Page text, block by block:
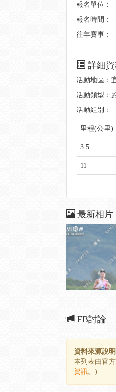
報名單位：-
報名時間：-
往年賽事：-
詳細
活動地區：
活動類型：
活動組別：
里程(公里)
3.5
11
最新相片
FB討論
資料來源說明
本列表由官
資訊。)